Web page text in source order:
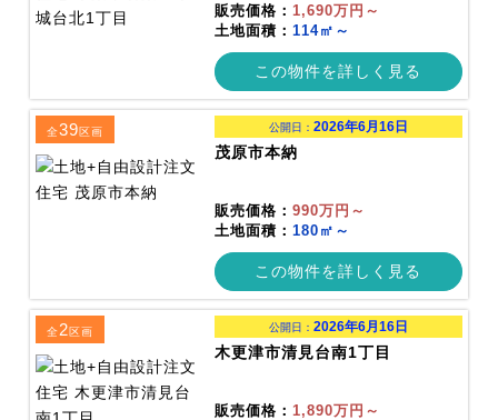
販売価格： 1,690万円～
土地面積：114㎡～
この物件を詳しく見る
全39区画 公開日： 2026年6月16日
茂原市本納
販売価格：990万円～
土地面積：180㎡～
この物件を詳しく見る
全2区画 公開日： 2026年6月16日
木更津市清見台南1丁目
販売価格： 1,890万円～